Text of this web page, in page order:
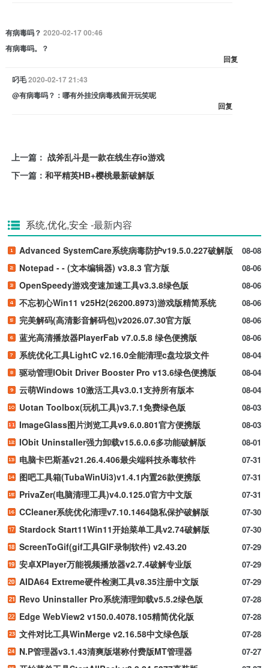
有病毒吗？ 2020-02-17 00:46
有病毒吗。？
回复
叼毛2020-02-17 21:43
@有病毒吗？：哪有外挂没病毒残留开玩笑呢
回复
上一篇： 战斧乱斗是一款在线生存io游戏
下一篇： 和平精英HB+樱桃最新破解版
系统,优化,安全 -最新内容
08-08
Advanced SystemCare系统病毒防护v19.5.0.227破解版
08-06
Notepad - - (文本编辑器) v3.8.3 官方版
08-06
OpenSpeedy游戏变速加速工具v3.3.8绿色版
08-06
不忘初心Win11 v25H2(26200.8973)游戏版精简系统
08-06
完美解码(高清影音解码包)v2026.07.30官方版
08-06
蓝光高清播放器PlayerFab v7.0.5.8 绿色便携版
08-04
系统优化工具LightC v2.16.0全能清理c盘垃圾文件
08-04
驱动管理IObit Driver Booster Pro v13.6绿色便携版
08-04
云萌Windows 10激活工具v3.0.1支持所有版本
08-03
Uotan Toolbox(玩机工具)v3.7.1免费绿色版
08-03
ImageGlass图片浏览工具v9.6.0.801官方便携版
08-01
IObit Uninstaller强力卸载v15.6.0.6多功能破解版
07-31
电脑卡巴斯基v21.26.4.406最尖端科技杀毒软件
07-31
图吧工具箱(TubaWinUi3)v1.4.1内置26款便携版
07-31
PrivaZer(电脑清理工具)v4.0.125.0官方中文版
07-30
CCleaner系统优化清理v7.10.1464隐私保护破解版
07-30
Stardock Start11Win11开始菜单工具v2.74破解版
07-29
ScreenToGif(gif工具GIF录制软件) v2.43.20
07-29
安卓XPlayer万能视频播放器v2.7.4破解专业版
07-29
AIDA64 Extreme硬件检测工具v8.35注册中文版
07-28
Revo Uninstaller Pro系统清理卸载v5.5.2绿色版
07-28
Edge WebView2 v150.0.4078.105精简优化版
07-28
文件对比工具WinMerge v2.16.58中文绿色版
07-27
N.P管理器v3.1.43清爽版堪称付费版MT管理器